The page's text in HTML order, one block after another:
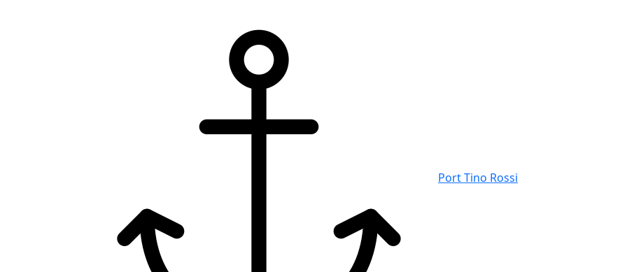
Port Tino Rossi